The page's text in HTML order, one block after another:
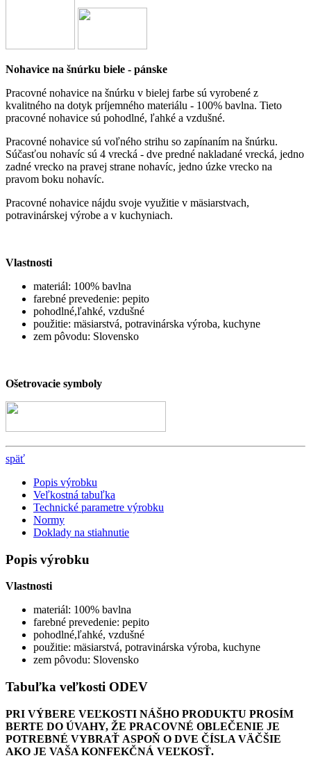
Nohavice na šnúrku biele - pánske
Pracovné nohavice na šnúrku v bielej farbe sú vyrobené z
kvalitného na dotyk príjemného materiálu - 100% bavlna. Tieto
pracovné nohavice sú pohodlné, ľahké a vzdušné.
Pracovné nohavice sú voľného strihu so zapínaním na šnúrku.
Súčasťou nohavíc sú 4 vrecká - dve predné nakladané vrecká, jedno
zadné vrecko na pravej strane nohavíc, jedno úzke vrecko na
pravom boku nohavíc.
Pracovné nohavice nájdu svoje využitie v mäsiarstvach,
potravinárskej výrobe a v kuchyniach.
Vlastnosti
materiál: 100% bavlna
farebné prevedenie: pepito
pohodlné,ľahké, vzdušné
použitie: mäsiarstvá, potravinárska výroba, kuchyne
zem pôvodu: Slovensko
Ošetrovacie symboly
späť
Popis výrobku
Veľkostná tabuľka
Technické parametre výrobku
Normy
Doklady na stiahnutie
Popis výrobku
Vlastnosti
materiál: 100% bavlna
farebné prevedenie: pepito
pohodlné,ľahké, vzdušné
použitie: mäsiarstvá, potravinárska výroba, kuchyne
zem pôvodu: Slovensko
Tabuľka veľkosti ODEV
PRI VÝBERE VEĽKOSTI NÁŠHO PRODUKTU PROSÍM
BERTE DO ÚVAHY, ŽE PRACOVNÉ OBLEČENIE JE
POTREBNÉ VYBRAŤ ASPOŇ O DVE ČÍSLA VÄČŠIE
AKO JE VAŠA KONFEKČNÁ VEĽKOSŤ.